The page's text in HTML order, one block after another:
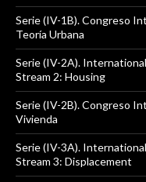
Serie (IV-1B). Congreso
Teoría Urbana
Serie (IV-2A).
Stream 2: Housing
Serie (IV-2B). Congreso
Vivienda
Serie (IV-3A).
Stream 3: Displacement